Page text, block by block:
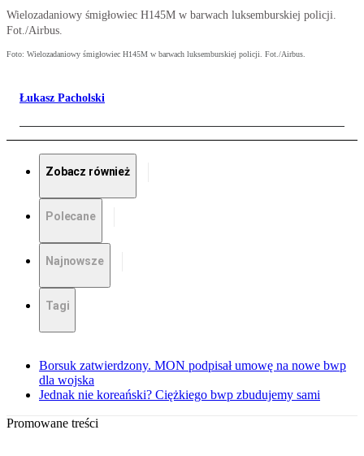
Wielozadaniowy śmigłowiec H145M w barwach luksemburskiej policji.
Fot./Airbus.
Foto: Wielozadaniowy śmigłowiec H145M w barwach luksemburskiej policji. Fot./Airbus.
Łukasz Pacholski
Zobacz również
Polecane
Najnowsze
Tagi
Borsuk zatwierdzony. MON podpisał umowę na nowe bwp
dla wojska
Jednak nie koreański? Ciężkiego bwp zbudujemy sami
Promowane treści